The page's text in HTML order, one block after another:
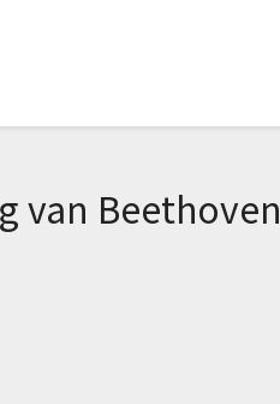
van Beethoven